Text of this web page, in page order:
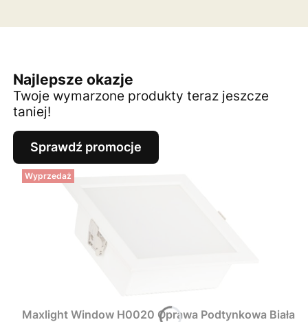
Najlepsze okazje
Twoje wymarzone produkty teraz jeszcze
taniej!
Sprawdź promocje
Wyprzedaż
Maxlight Window H0020 Oprawa Podtynkowa Biała